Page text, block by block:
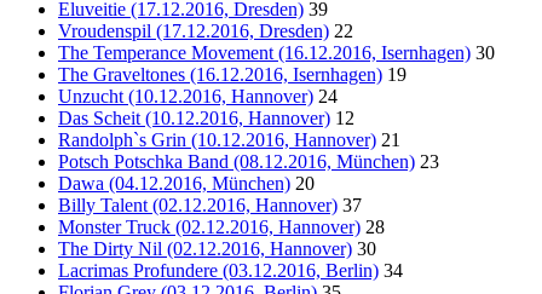
Eluveitie (17.12.2016, Dresden) 39
Vroudenspil (17.12.2016, Dresden) 22
The Temperance Movement (16.12.2016, Isernhagen) 30
The Graveltones (16.12.2016, Isernhagen) 19
Unzucht (10.12.2016, Hannover) 24
Das Scheit (10.12.2016, Hannover) 12
Randolph`s Grin (10.12.2016, Hannover) 21
Potsch Potschka Band (08.12.2016, München) 23
Dawa (04.12.2016, München) 20
Billy Talent (02.12.2016, Hannover) 37
Monster Truck (02.12.2016, Hannover) 28
The Dirty Nil (02.12.2016, Hannover) 30
Lacrimas Profundere (03.12.2016, Berlin) 34